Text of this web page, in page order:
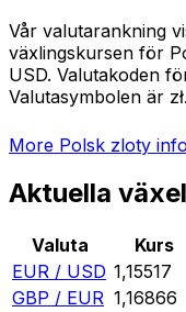
Vår valutarankning
växlingskursen för
USD. Valutakoden
Valutasymbolen är zł.
More Polsk zloty info
Aktuella
Valuta Kurs
EUR / USD 1,15517
GBP / EUR 1,16866